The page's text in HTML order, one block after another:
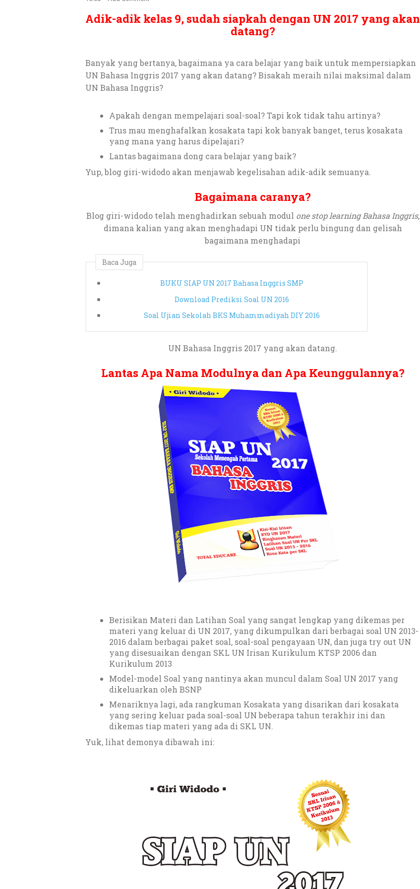
Adik-adik kelas 9, sudah siapkah dengan UN 2017 yang akan
datang?
Banyak yang bertanya, bagaimana ya cara belajar yang baik untuk mempersiapkan
UN Bahasa Inggris 2017 yang akan datang? Bisakah meraih nilai maksimal dalam
UN Bahasa Inggris?
Apakah dengan mempelajari soal-soal? Tapi kok tidak tahu artinya?
Trus mau menghafalkan kosakata tapi kok banyak banget, terus kosakata
yang mana yang harus dipelajari?
Lantas bagaimana dong cara belajar yang baik?
Yup, blog giri-widodo akan menjawab kegelisahan adik-adik semuanya.
Bagaimana caranya?
Blog giri-widodo telah menghadirkan sebuah modul one stop learning Bahasa Inggris,
dimana kalian yang akan menghadapi UN tidak perlu bingung dan gelisah
bagaimana menghadapi
Baca Juga
BUKU SIAP UN 2017 Bahasa Inggris SMP
Download Prediksi Soal UN 2016
Soal Ujian Sekolah BKS Muhammadiyah DIY 2016
UN Bahasa Inggris 2017 yang akan datang.
Lantas Apa Nama Modulnya dan Apa Keunggulannya?
Berisikan Materi dan Latihan Soal yang sangat lengkap yang dikemas per
materi yang keluar di UN 2017, yang dikumpulkan dari berbagai soal UN 2013-
2016 dalam berbagai paket soal, soal-soal pengayaan UN, dan juga try out UN
yang disesuaikan dengan SKL UN Irisan Kurikulum KTSP 2006 dan
Kurikulum 2013
Model-model Soal yang nantinya akan muncul dalam Soal UN 2017 yang
dikeluarkan oleh BSNP
Menariknya lagi, ada rangkuman Kosakata yang disarikan dari kosakata
yang sering keluar pada soal-soal UN beberapa tahun terakhir ini dan
dikemas tiap materi yang ada di SKL UN.
Yuk, lihat demonya dibawah ini: